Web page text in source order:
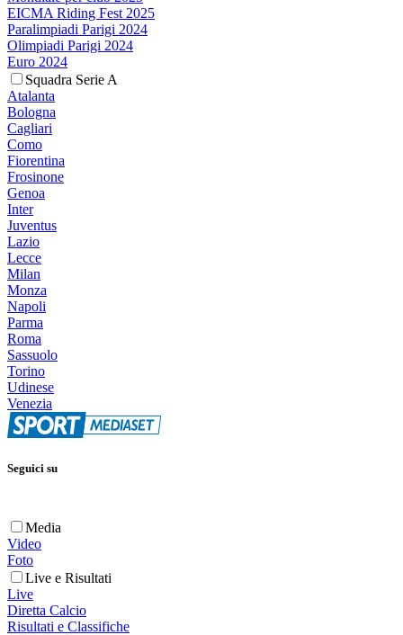
EICMA Riding Fest 2025
Paralimpiadi Parigi 2024
Olimpiadi Parigi 2024
Euro 2024
Squadra Serie A
Atalanta
Bologna
Cagliari
Como
Fiorentina
Frosinone
Genoa
Inter
Juventus
Lazio
Lecce
Milan
Monza
Napoli
Parma
Roma
Sassuolo
Torino
Udinese
Venezia
Seguici su
Media
Video
Foto
Live e Risultati
Live
Diretta Calcio
Risultati e Classifiche